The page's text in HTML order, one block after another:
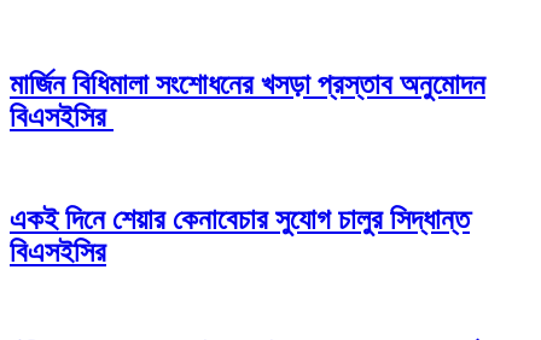
মার্জিন বিধিমালা সংশোধনের খসড়া প্রস্তাব অনুমোদন
বিএসইসির
একই দিনে শেয়ার কেনাবেচার সুযোগ চালুর সিদ্ধান্ত
বিএসইসির